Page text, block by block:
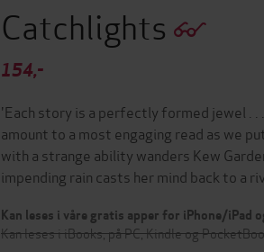
Catchlights
154,-
'Each story is a perfectly formed jewel .
amount to a most engaging read as we
with a strange ability wanders Kew
impending rain casts her mind back to a
Kan leses i våre gratis apper for iPhone/iPad
Kan leses i iBooks, på PC, Kindle og